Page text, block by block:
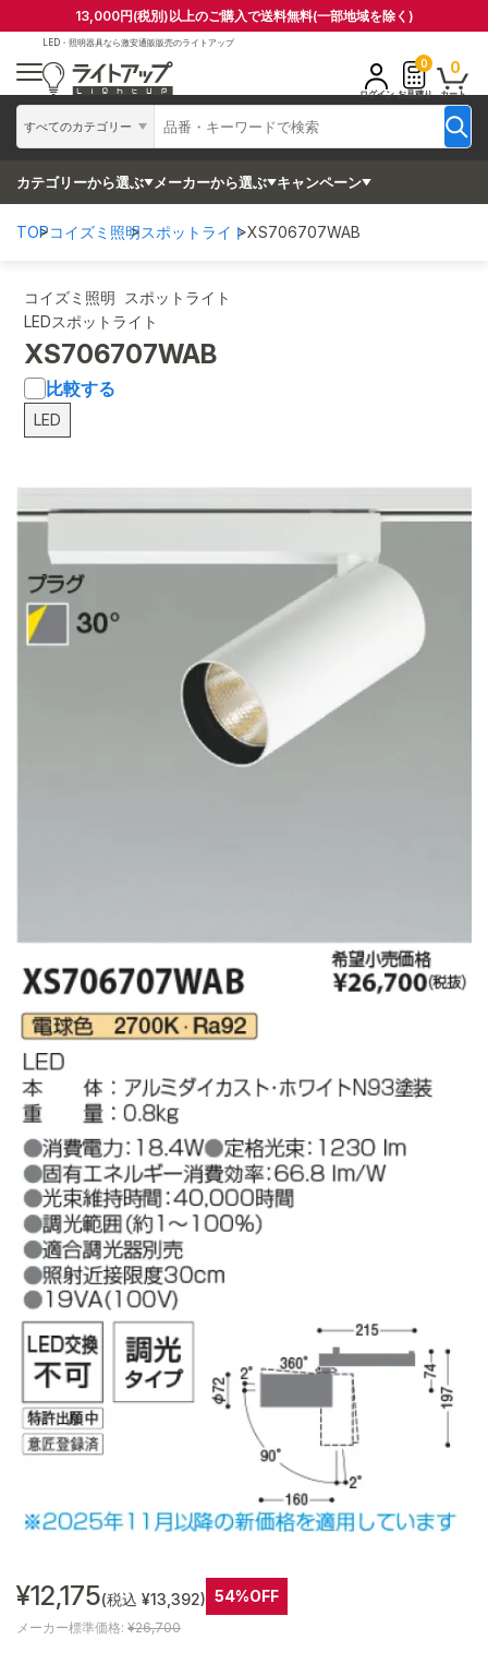
13,000円(税別)以上のご購入で送料無料(一部地域を除く)
LED・照明器具なら激安通販販売のライトアップ
すべてのカテゴリー
ログイン
0
お見積り
0
カート
カテゴリーから選ぶ メーカーから選ぶ キャンペーン
TOPコイズミ照明スポットライトXS706707WAB
コイズミ照明 スポットライト
LEDスポットライト
XS706707WAB
比較する
LED
¥12,175(税込 ¥13,392) 54%OFF
メーカー標準価格: ¥26,700